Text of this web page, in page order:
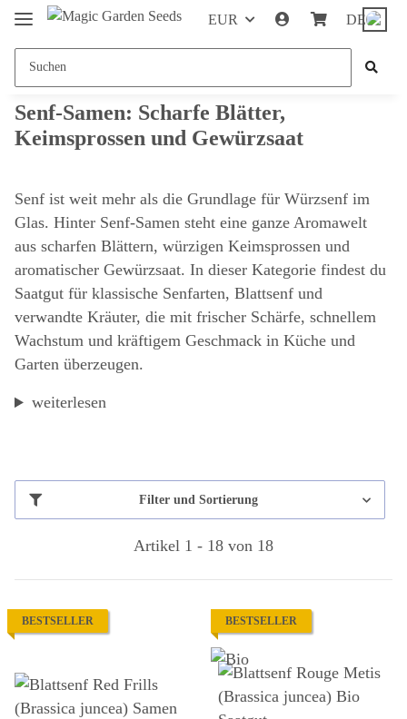
EUR DE
Senf-Samen: Scharfe Blätter,
Keimsprossen und Gewürzsaat
Senf ist weit mehr als die Grundlage für Würzsenf im
Glas. Hinter Senf-Samen steht eine ganze Aromawelt
aus scharfen Blättern, würzigen Keimsprossen und
aromatischer Gewürzsaat. In dieser Kategorie findest du
Saatgut für klassische Senfarten, Blattsenf und
verwandte Kräuter, die mit frischer Schärfe, schnellem
Wachstum und kräftigem Geschmack in Küche und
Garten überzeugen.
weiterlesen
Filter und Sortierung
Artikel 1 - 18 von 18
BESTSELLER BESTSELLER